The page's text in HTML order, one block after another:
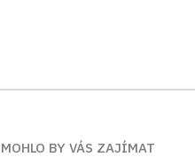
MOHLO BY VÁS ZAJÍMAT